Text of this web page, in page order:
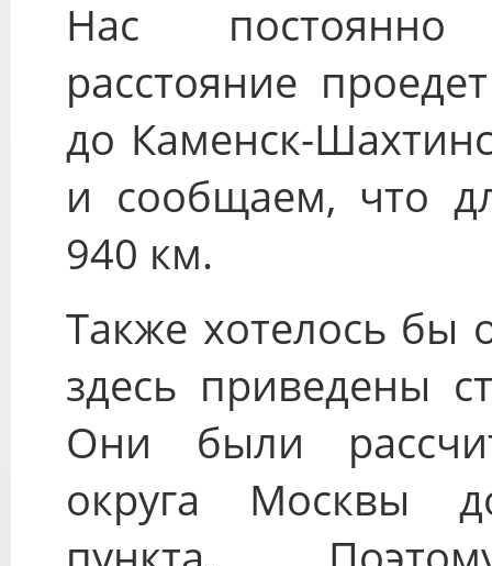
Нас
расстояние
до Каменск-
и сообщаем, что
940 км.
Также хотелось бы
здесь приведены
Они были
округа Москвы